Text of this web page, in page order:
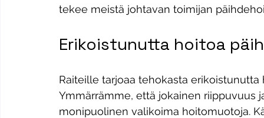
tekee meistä johtavan toimijan
Erikoistunutta hoitoa
Raiteille tarjoaa tehokasta
Ymmärrämme, että jokainen
monipuolinen valikoima hoitomuotoja.